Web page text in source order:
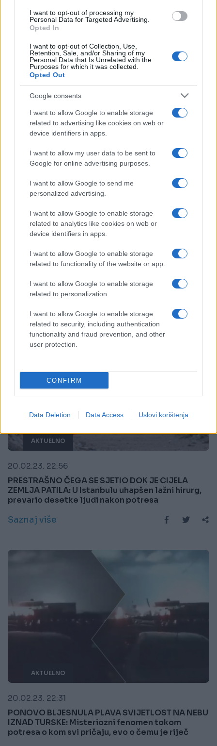
I want to opt-out of processing my
Personal Data for Targeted Advertising.
Opted In
I want to opt-out of Collection, Use,
Retention, Sale, and/or Sharing of my
Personal Data that Is Unrelated with the
Purposes for which it was collected.
Opted Out
Google consents
I want to allow Google to enable storage
related to advertising like cookies on web or
device identifiers in apps.
I want to allow my user data to be sent to
Google for online advertising purposes.
I want to allow Google to send me
personalized advertising.
I want to allow Google to enable storage
related to analytics like cookies on web or
device identifiers in apps.
I want to allow Google to enable storage
related to functionality of the website or app.
I want to allow Google to enable storage
related to personalization.
I want to allow Google to enable storage
related to security, including authentication
functionality and fraud prevention, and other
user protection.
CONFIRM
Data Deletion Data Access Uslovi korištenja
21.02.23. 16:37
ŠTO JE PUTIN HTIO REĆI: Analitičar ne sumnja: "Za
Saznaj više
20.02.23. 23:00
STRAVIČNA EKSPLOZIJA ODJEKNULA U SAD:
Strahuje se da ima veliki broj žrtava, sve nadležne
službe na terenu
Saznaj više
AKTUELNO
20.02.23. 22:56
PRESTRAŠNO ČEGA SE SJETIO DOK JE CIJELA
ZEMLJA PATILA: U Istanbulu uhapšen lažni hirurg,
prevario desetke ljudi nakon potresa
Saznaj više
AKTUELNO
20.02.23. 22:31
PONOVO BLJESNULA PLAVA SVIJETLOST NA NEBU
IZNAD TURSKE: Misteriozni fenomen tokom
potresa o kom svi pričaju, evo o čemu je riječ